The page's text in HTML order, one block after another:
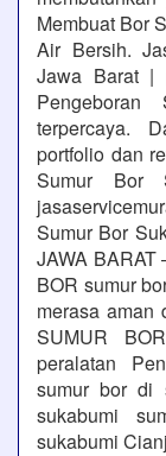
Membuat Bor
Air Bersih.
Jawa Barat |
terpercaya.
portfolio dan
Sumur Bor
Sumur Bor
JAWA BARAT
BOR sumur
merasa aman
SUMUR
peralatan
sumur bor di
sukabumi
sukabumi